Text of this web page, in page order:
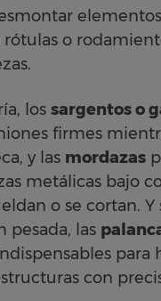
o
los sargentos o
firmes
y las mordazas
metálicas bajo
o se cortan. Y
pesada, las
para
con